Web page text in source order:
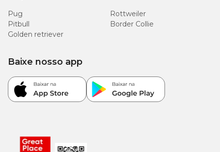
Pug
Rottweiler
Pitbull
Border Collie
Golden retriever
Baixe nosso app